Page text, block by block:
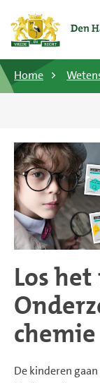
Home
Los
chemie
De kinderen